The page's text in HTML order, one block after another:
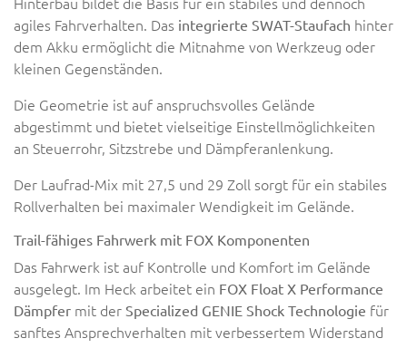
agiles Fahrverhalten. Das integrierte SWAT-Staufach hinter
dem Akku ermöglicht die Mitnahme von Werkzeug oder
kleinen Gegenständen.
Die Geometrie ist auf anspruchsvolles Gelände
abgestimmt und bietet vielseitige Einstellmöglichkeiten
an Steuerrohr, Sitzstrebe und Dämpferanlenkung.
Der Laufrad-Mix mit 27,5 und 29 Zoll sorgt für ein stabiles
Rollverhalten bei maximaler Wendigkeit im Gelände.
Trail-fähiges Fahrwerk mit FOX Komponenten
Das Fahrwerk ist auf Kontrolle und Komfort im Gelände
ausgelegt. Im Heck arbeitet ein FOX Float X Performance
Dämpfer mit der Specialized GENIE Shock Technologie für
sanftes Ansprechverhalten mit verbessertem Widerstand